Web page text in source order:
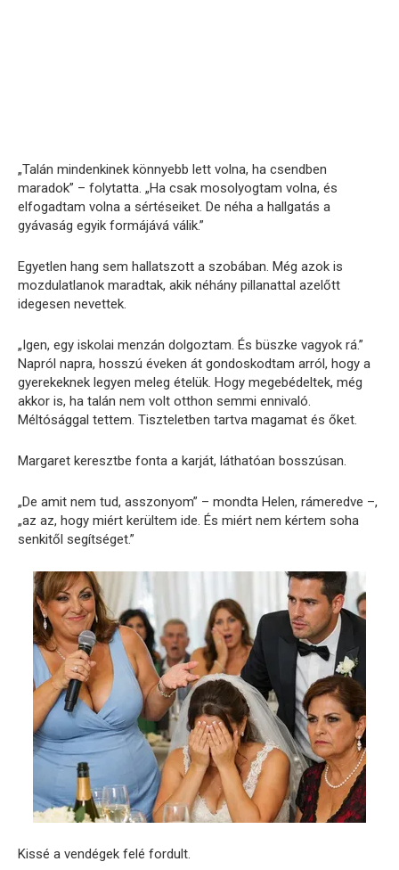
„Talán mindenkinek könnyebb lett volna, ha csendben
maradok” – folytatta. „Ha csak mosolyogtam volna, és
elfogadtam volna a sértéseiket. De néha a hallgatás a
gyávaság egyik formájává válik.”
Egyetlen hang sem hallatszott a szobában. Még azok is
mozdulatlanok maradtak, akik néhány pillanattal azelőtt
idegesen nevettek.
„Igen, egy iskolai menzán dolgoztam. És büszke vagyok rá.”
Napról napra, hosszú éveken át gondoskodtam arról, hogy a
gyerekeknek legyen meleg ételük. Hogy megebédeltek, még
akkor is, ha talán nem volt otthon semmi ennivaló.
Méltósággal tettem. Tiszteletben tartva magamat és őket.
Margaret keresztbe fonta a karját, láthatóan bosszúsan.
„De amit nem tud, asszonyom” – mondta Helen, rámeredve –,
„az az, hogy miért kerültem ide. És miért nem kértem soha
senkitől segítséget.”
Kissé a vendégek felé fordult.